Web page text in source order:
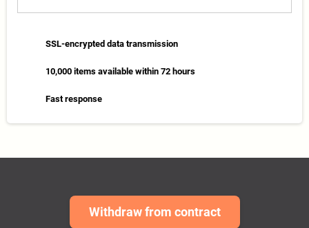
SSL-encrypted data transmission
10,000 items available within 72 hours
Fast response
Withdraw from contract